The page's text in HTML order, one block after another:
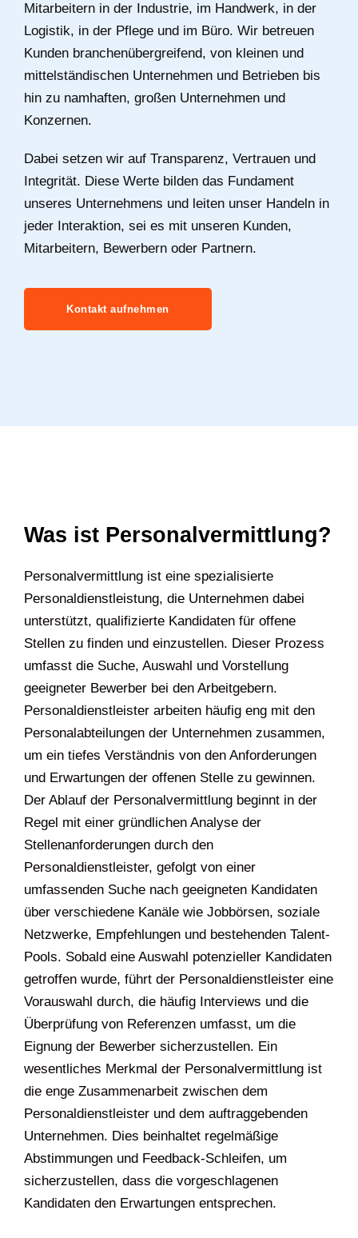
Mitarbeitern in der Industrie, im Handwerk, in der
Logistik, in der Pflege und im Büro. Wir betreuen
Kunden branchenübergreifend, von kleinen und
mittelständischen Unternehmen und Betrieben bis
hin zu namhaften, großen Unternehmen und
Konzernen.
Dabei setzen wir auf Transparenz, Vertrauen und
Integrität. Diese Werte bilden das Fundament
unseres Unternehmens und leiten unser Handeln in
jeder Interaktion, sei es mit unseren Kunden,
Mitarbeitern, Bewerbern oder Partnern.
Kontakt aufnehmen
Was ist Personalvermittlung?
Personalvermittlung ist eine spezialisierte
Personaldienstleistung, die Unternehmen dabei
unterstützt, qualifizierte Kandidaten für offene
Stellen zu finden und einzustellen. Dieser Prozess
umfasst die Suche, Auswahl und Vorstellung
geeigneter Bewerber bei den Arbeitgebern.
Personaldienstleister arbeiten häufig eng mit den
Personalabteilungen der Unternehmen zusammen,
um ein tiefes Verständnis von den Anforderungen
und Erwartungen der offenen Stelle zu gewinnen.
Der Ablauf der Personalvermittlung beginnt in der
Regel mit einer gründlichen Analyse der
Stellenanforderungen durch den
Personaldienstleister, gefolgt von einer
umfassenden Suche nach geeigneten Kandidaten
über verschiedene Kanäle wie Jobbörsen, soziale
Netzwerke, Empfehlungen und bestehenden Talent-
Pools. Sobald eine Auswahl potenzieller Kandidaten
getroffen wurde, führt der Personaldienstleister eine
Vorauswahl durch, die häufig Interviews und die
Überprüfung von Referenzen umfasst, um die
Eignung der Bewerber sicherzustellen. Ein
wesentliches Merkmal der Personalvermittlung ist
die enge Zusammenarbeit zwischen dem
Personaldienstleister und dem auftraggebenden
Unternehmen. Dies beinhaltet regelmäßige
Abstimmungen und Feedback-Schleifen, um
sicherzustellen, dass die vorgeschlagenen
Kandidaten den Erwartungen entsprechen.